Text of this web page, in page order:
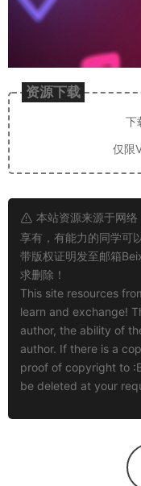
资源下载
下
仅限
本站资源来源于网
享有，有能力的同学可
带版权证明发至邮箱
求删除！
This site resources
learn and exchange!
author, the ability of
author. If there is a
proof of copyright to :
be deleted at your